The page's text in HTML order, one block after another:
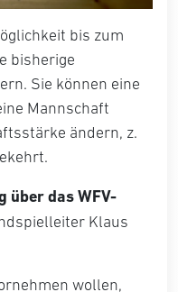
bis zum
bisherige
Sie können eine
Mannschaft
ändern, z.
über das WFV-
Klaus
wollen,